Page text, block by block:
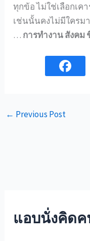
ทุกข้อ ไม่ใช่เลือกเค
เช่นนั้นคงไม่มีใครม
… การทำงาน สังคม
← Previous Post
แอบนั่งคิดค